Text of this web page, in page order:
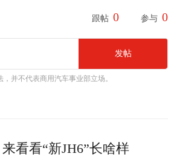
跟帖 0 参与 0
发帖
并不代表商用汽车事业部立场。
看看“新JH6”长啥样